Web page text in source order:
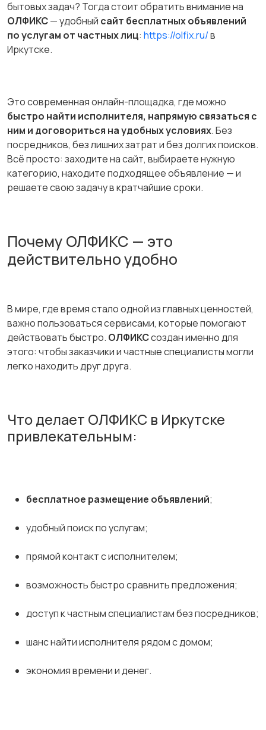
бытовых задач? Тогда стоит обратить внимание на
ОЛФИКС— удобный сайт бесплатных объявлений
по услугам от частных лиц: https://olfix.ru/в
Иркутске.
Это современная онлайн-площадка, где можно
быстро найти исполнителя, напрямую связаться с
ним и договориться на удобных условиях. Без
посредников, без лишних затрат и без долгих поисков.
Всё просто: заходите на сайт, выбираете нужную
категорию, находите подходящее объявление — и
решаете свою задачу в кратчайшие сроки.
Почему ОЛФИКС — это
действительно удобно
В мире, где время стало одной из главных ценностей,
важно пользоваться сервисами, которые помогают
действовать быстро. ОЛФИКСсоздан именно для
этого: чтобы заказчики и частные специалисты могли
легко находить друг друга.
Что делает ОЛФИКС в Иркутске
привлекательным:
бесплатное размещение объявлений;
удобный поиск по услугам;
прямой контакт с исполнителем;
возможность быстро сравнить предложения;
доступ к частным специалистам без посредников;
шанс найти исполнителя рядом с домом;
экономия времени и денег.